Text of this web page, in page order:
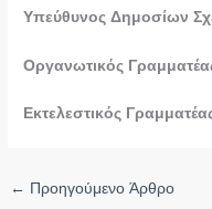
Υπεύθυνος Δημοσίων
Οργανωτικός
Εκτελεστικός
← Προηγούμενο Άρθρο